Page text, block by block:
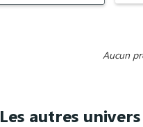
Aucun
Les autres